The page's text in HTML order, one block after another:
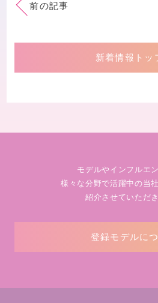
前の記事
新着情報トッ
モデルやインフルエ
様々な分野で活躍中の当
紹介させていただき
登録モデルに